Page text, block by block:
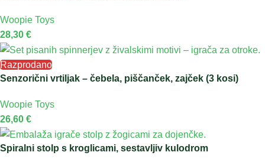
Woopie Toys
28,30 €
Razprodano
Senzorični vrtiljak – čebela, piščanček, zajček (3 kosi)
Woopie Toys
26,60 €
Spiralni stolp s kroglicami, sestavljiv kulodrom